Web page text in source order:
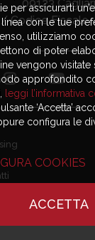
09123 Cagliari
/ Codice Fiscale
per assicurarti
con le tue
utilizziamo
di poter
vengono visitate
approfondito
leggi l’informativa
‘Accetta’
configura le
COOKIES
ACCETTA